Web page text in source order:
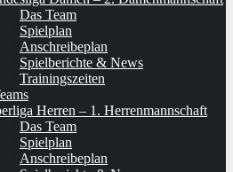
Das Team
Spielplan
Anschreibeplan
Spielberichte & News
Trainingszeiten
Herren – 1. Herrenmannschaft
Das Team
Spielplan
Anschreibeplan